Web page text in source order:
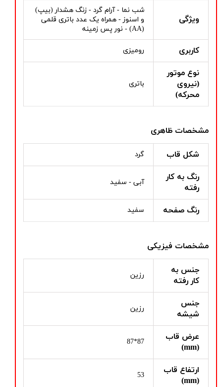
ویژگی
شب نما - آرام گرد - زنگ هشدار (بیپ)
و اسنوز - همراه یک عدد باتری قلمی
(AA) - نور پس زمینه
کاربری رومیزی
نوع موتور
(نیروی
محرکه)
باتری
مشخصات ظاهری
شکل قاب گرد
رنگ به کار
رفته
آبی - سفید
رنگ صفحه سفید
مشخصات فیزیکی
جنس به
کار رفته
رزین
جنس
شیشه
رزین
عرض قاب
(mm)
87*87
ارتفاع قاب
(mm)
53